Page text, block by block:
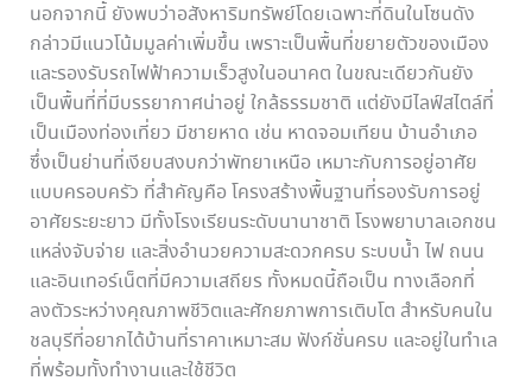
นอกจากนี้ ยังพบว่าอสังหาริมทรัพย์โดยเฉพาะที่ดินในโซนดัง
กล่าวมีแนวโน้มมูลค่าเพิ่มขึ้น เพราะเป็นพื้นที่ขยายตัวของเมือง
และรองรับรถไฟฟ้าความเร็วสูงในอนาคต ในขณะเดียวกันยัง
เป็นพื้นที่ที่มีบรรยากาศน่าอยู่ ใกล้ธรรมชาติ แต่ยังมีไลฟ์สไตล์ที่
เป็นเมืองท่องเที่ยว มีชายหาด เช่น หาดจอมเทียน บ้านอำเภอ
ซึ่งเป็นย่านที่เงียบสงบกว่าพัทยาเหนือ เหมาะกับการอยู่อาศัย
แบบครอบครัว ที่สำคัญคือ โครงสร้างพื้นฐานที่รองรับการอยู่
อาศัยระยะยาว มีทั้งโรงเรียนระดับนานาชาติ โรงพยาบาลเอกชน
แหล่งจับจ่าย และสิ่งอำนวยความสะดวกครบ ระบบน้ำ ไฟ ถนน
และอินเทอร์เน็ตที่มีความเสถียร ทั้งหมดนี้ถือเป็น ทางเลือกที่
ลงตัวระหว่างคุณภาพชีวิตและศักยภาพการเติบโต สำหรับคนใน
ชลบุรีที่อยากได้บ้านที่ราคาเหมาะสม ฟังก์ชั่นครบ และอยู่ในทำเล
ที่พร้อมทั้งทำงานและใช้ชีวิต